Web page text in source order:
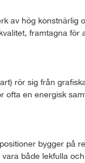
av hög konstnärlig
framtagna för
rör sig från
ofta en energisk
bygger på
både lekfulla